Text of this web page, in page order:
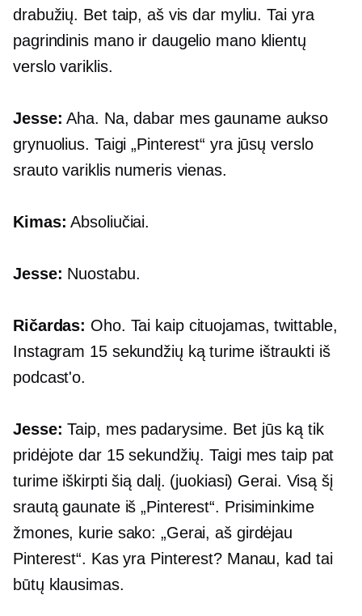
drabužių. Bet taip, aš vis dar myliu. Tai yra
pagrindinis mano ir daugelio mano klientų
verslo variklis.
Jesse: Aha. Na, dabar mes gauname aukso
grynuolius. Taigi „Pinterest“ yra jūsų verslo
srauto variklis numeris vienas.
Kimas: Absoliučiai.
Jesse: Nuostabu.
Ričardas: Oho. Tai kaip cituojamas, twittable,
Instagram 15 sekundžių ką turime ištraukti iš
podcast'o.
Jesse: Taip, mes padarysime. Bet jūs ką tik
pridėjote dar 15 sekundžių. Taigi mes taip pat
turime iškirpti šią dalį. (juokiasi) Gerai. Visą šį
srautą gaunate iš „Pinterest“. Prisiminkime
žmones, kurie sako: „Gerai, aš girdėjau
Pinterest“. Kas yra Pinterest? Manau, kad tai
būtų klausimas.